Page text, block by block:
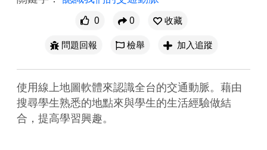
0 0
收藏
問題回報
檢舉 加入追蹤
使用線上地圖軟體來認識全台的交通動脈。藉由
搜尋學生熟悉的地點來與學生的生活經驗做結
合，提高學習興趣。